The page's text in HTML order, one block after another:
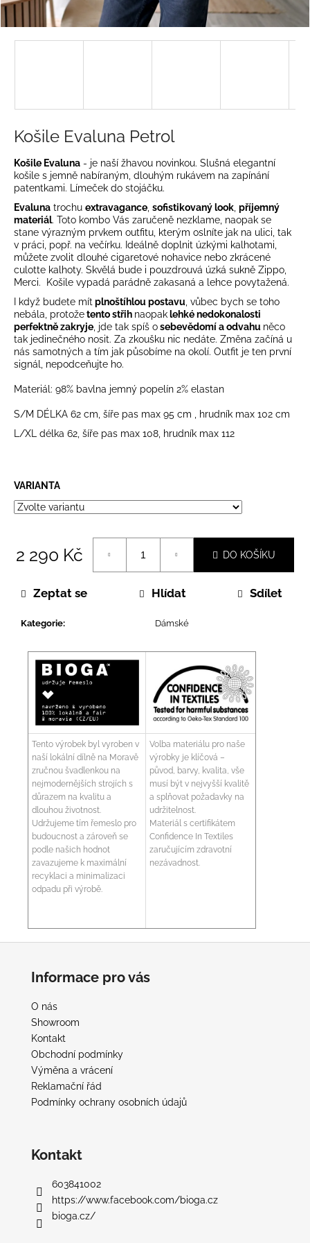
Košile Evaluna Petrol
Košile Evaluna - je naší žhavou novinkou. Slušná elegantní
košile s jemně nabíraným, dlouhým rukávem na zapínání
patentkami. Límeček do stojáčku.
Evaluna trochu extravagance sofistikovaný look příjemný
materiál. Toto kombo Vás zaručeně nezklame, naopak se
stane výrazným prvkem outfitu, kterým oslníte jak na ulici, tak
v práci, popř. na večírku. Ideálně doplnit úzkými kalhotami,
můžete zvolit dlouhé cigaretové nohavice nebo zkrácené
culotte kalhoty. Skvělá bude i pouzdrouvá úzká sukně Zippo,
Merci. Košile vypadá parádně zakasaná a lehce povytažená.
I když budete mít plnoštíhlou postavu , vůbec bych se toho
nebála, protožetento střih naopak lehké nedokonalosti
perfektně zakryje , jde tak spíš osebevědomí a odvahu něco
tak jedinečného nosit. Za zkoušku nic nedáte. Změna začíná u
nás samotných a tím jak působíme na okolí. Outfit je ten první
signál, nepodceňujte ho.
Materiál: 98% bavlna jemný popelín 2% elastan
S/M DÉLKA 62 cm, šíře pas max 95 cm , hrudník max 102 cm
L/XL délka 62, šíře pas max 108, hrudník max 112
VARIANTA
2 290 Kč
cena:
DO KOŠÍKU
Kategorie: Dámské
Zeptat se Hlídat Sdílet
Tento výrobek byl vyroben v
naší lokální dílně na Moravě
zručnou švadlenkou na
nejmodernějších strojích s
důrazem na kvalitu a
dlouhou životnost.
Udržujeme tím řemeslo pro
budoucnost a zároveň se
podle našich hodnot
zavazujeme k maximální
recyklaci a minimalizaci
odpadu při výrobě.
Volba materiálu pro naše
výrobky je klíčová –
původ, barvy, kvalita, vše
musí být v nejvyšší kvalitě
a splňovat požadavky na
udržitelnost.
Materiál s certifikátem
Confidence In Textiles
zaručujícím zdravotní
nezávadnost.
a
j
HLEDAT
D
o
p
o
r
u
č
u
j
e
m
e
Informace pro vás
O nás
Showroom
Kontakt
Obchodní podmínky
Výměna a vrácení
Reklamační řád
Podmínky ochrany osobních údajů
Kontakt
603841002
https://www.facebook.com/bioga.cz
bioga.cz/